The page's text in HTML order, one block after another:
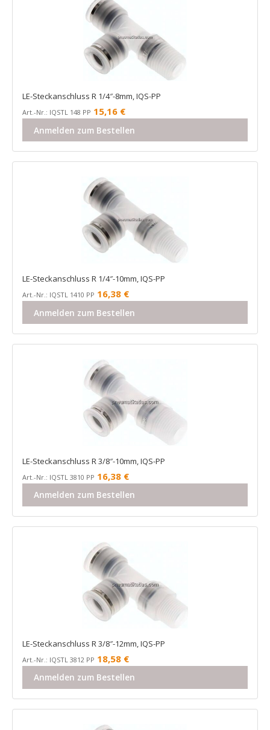
LE-Steckanschluss R 1/4″-8mm, IQS-PP
Art.-Nr.: IQSTL 148 PP 15,16 €
Anmelden zum Bestellen
LE-Steckanschluss R 1/4″-10mm, IQS-PP
Art.-Nr.: IQSTL 1410 PP 16,38 €
Anmelden zum Bestellen
LE-Steckanschluss R 3/8″-10mm, IQS-PP
Art.-Nr.: IQSTL 3810 PP 16,38 €
Anmelden zum Bestellen
LE-Steckanschluss R 3/8″-12mm, IQS-PP
Art.-Nr.: IQSTL 3812 PP 18,58 €
Anmelden zum Bestellen